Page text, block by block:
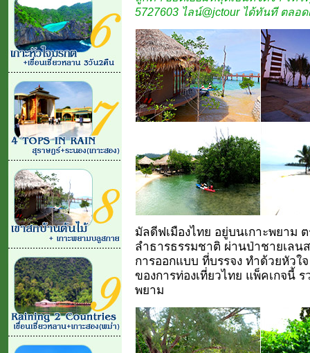
5727603 ไลน์@jctour ได้ทันที ตลอ
มัลดีฟเมืองไทย อยู่บนเกาะพยาม
ลำธารธรรมชาติ ผ่านป่าชายเล
การออกแบบ ที่บรรจง ทำด้วยหัว
ของการท่องเที่ยวไทย แพ็คเกจนี้
พยาม